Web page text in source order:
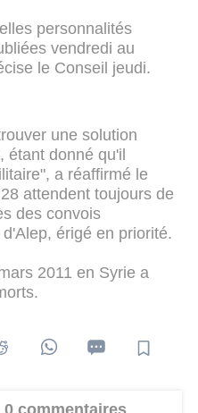
personnalités
vendredi au
le Conseil jeudi.
une solution
étant donné qu'il
a réaffirmé le
attendent toujours de
des convois
érigé en priorité.
2011 en Syrie a